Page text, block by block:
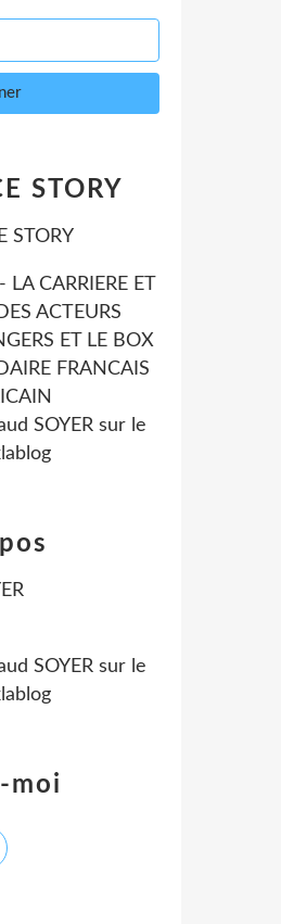
STORY
LA CARRIERE ET
ACTEURS
ET LE BOX
FRANCAIS
SOYERsur le
moi
SOYERsur le